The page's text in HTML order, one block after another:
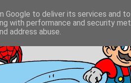
Google to deliver its services and
with performance and security
address abuse.